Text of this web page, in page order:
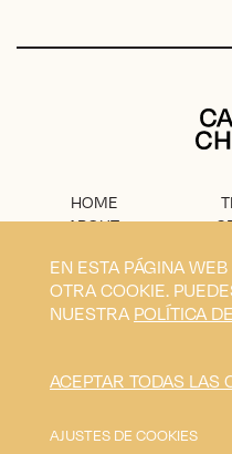
HOME
ABOUT
AVISO
LEGAL
Calma
EN ESTA PÁGINA
OTRA COOKIE.
NUESTRA POLÍTICA
ACEPTAR TODAS LAS
AJUSTES DE COOKIES